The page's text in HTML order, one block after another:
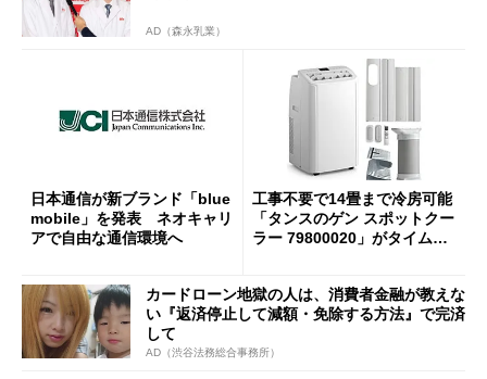
AD（森永乳業）
日本通信が新ブランド「blue
mobile」を発表 ネオキャリ
アで自由な通信環境へ
工事不要で14畳まで冷房可能
「タンスのゲン スポットクー
ラー 79800020」がタイムセ
カードローン地獄の人は、消費者金融が教えな
い『返済停止して減額・免除する方法』で完済
して
AD（渋谷法務総合事務所）